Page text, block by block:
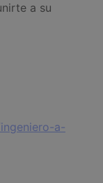
a su
a-